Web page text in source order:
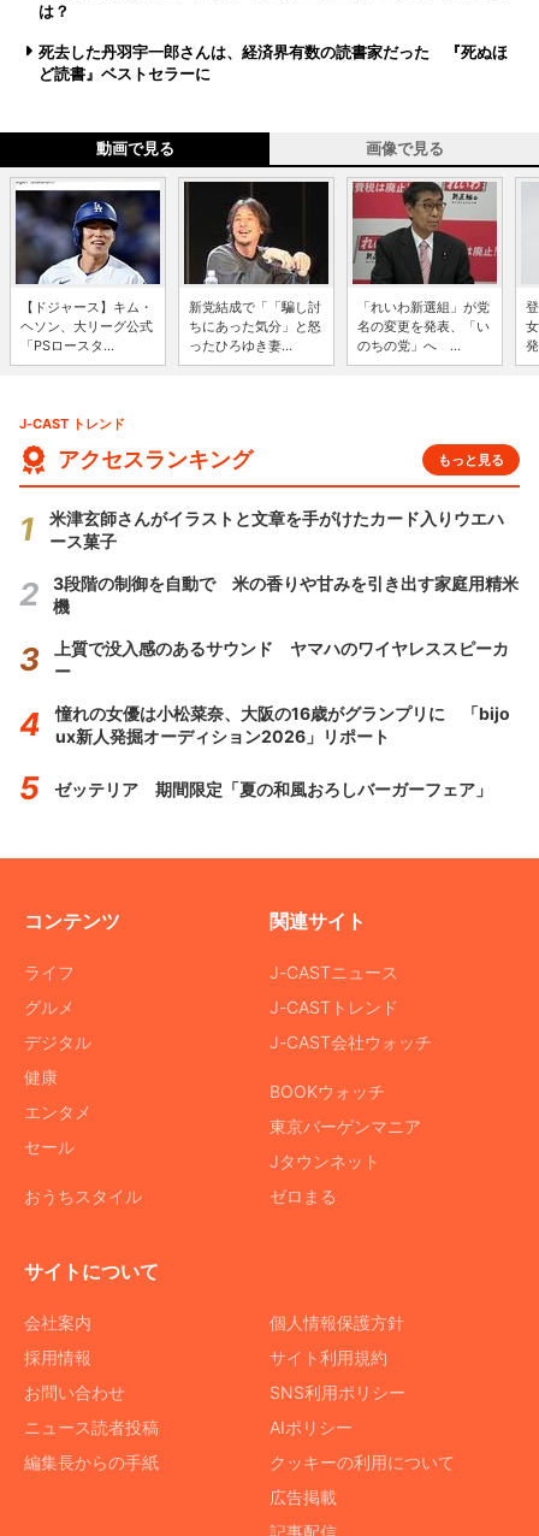
は？
死去した丹羽宇一郎さんは、経済界有数の読書家だった 『死ぬほ
ど読書』ベストセラーに
動画で見る 画像で見る
【ドジャース】キム・
ヘソン、大リーグ公式
「PSロースタ...
新党結成で「「騙し討
ちにあった気分」と怒
ったひろゆき妻...
「れいわ新選組」が党
名の変更を発表、「い
のちの党」へ ...
J-CAST トレンド
アクセスランキング もっと見る
米津玄師さんがイラストと文章を手がけたカード入りウエハ
ース菓子
3段階の制御を自動で 米の香りや甘みを引き出す家庭用精米
機
上質で没入感のあるサウンド ヤマハのワイヤレススピーカ
ー
憧れの女優は小松菜奈、大阪の16歳がグランプリに 「bijo
ux新人発掘オーディション2026」リポート
ゼッテリア 期間限定「夏の和風おろしバーガーフェア」
コンテンツ
ライフ
グルメ
デジタル
健康
エンタメ
セール
おうちスタイル
関連サイト
J-CASTニュース
J-CASTトレンド
J-CAST会社ウォッチ
BOOKウォッチ
東京バーゲンマニア
Jタウンネット
ゼロまる
サイトについて
会社案内
採用情報
お問い合わせ
ニュース読者投稿
編集長からの手紙
個人情報保護方針
サイト利用規約
SNS利用ポリシー
AIポリシー
クッキーの利用について
広告掲載
記事配信